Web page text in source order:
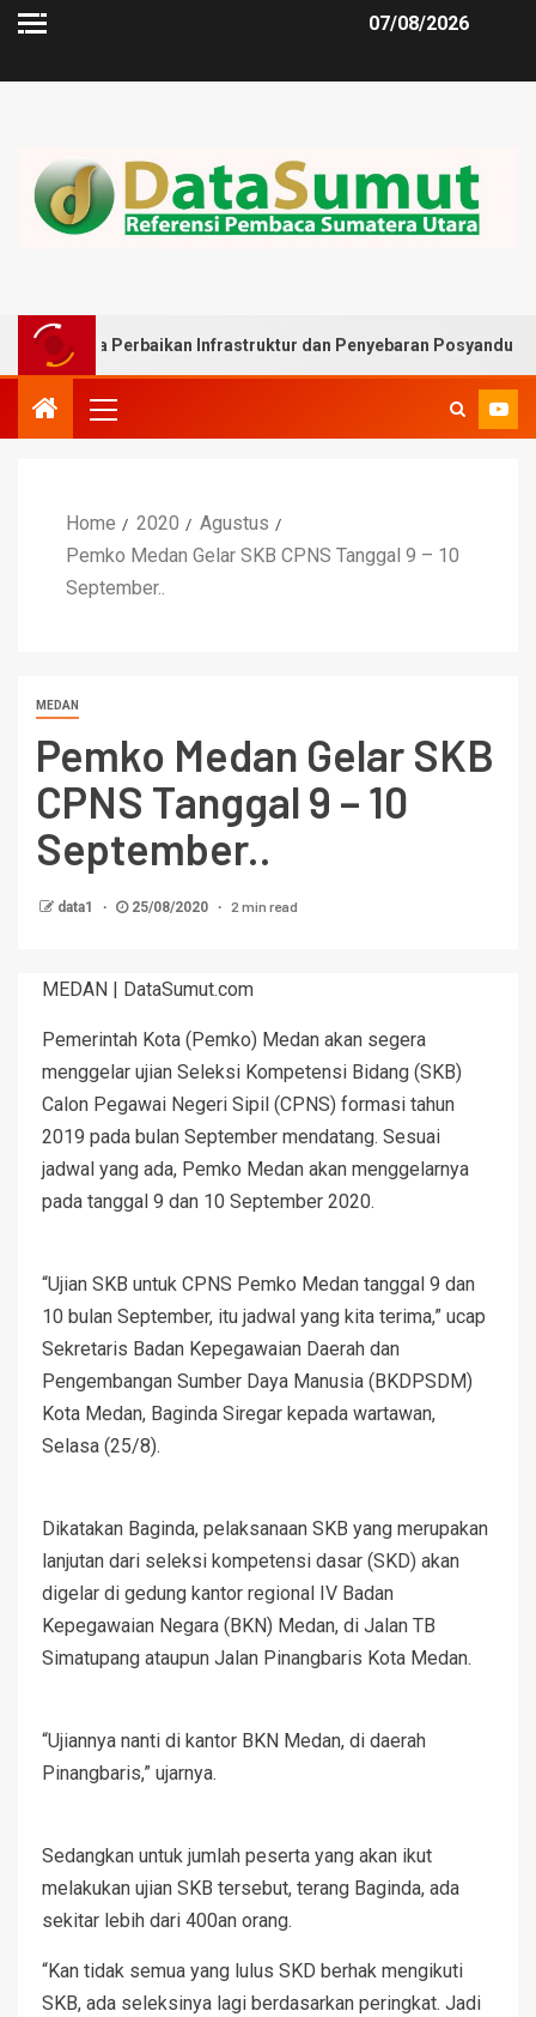
07/08/2026
Perbaikan Infrastruktur dan Penyebaran Posyandu
Home 2020
Agustus
Pemko Medan Gelar SKB CPNS Tanggal 9 – 10
September..
MEDAN
Pemko Medan Gelar SKB
CPNS Tanggal 9 – 10
September..
data1 25/08/2020 2 min read
MEDAN | DataSumut.com
Pemerintah Kota (Pemko) Medan akan segera
menggelar ujian Seleksi Kompetensi Bidang (SKB)
Calon Pegawai Negeri Sipil (CPNS) formasi tahun
2019 pada bulan September mendatang. Sesuai
jadwal yang ada, Pemko Medan akan menggelarnya
pada tanggal 9 dan 10 September 2020.
“Ujian SKB untuk CPNS Pemko Medan tanggal 9 dan
10 bulan September, itu jadwal yang kita terima,” ucap
Sekretaris Badan Kepegawaian Daerah dan
Pengembangan Sumber Daya Manusia (BKDPSDM)
Kota Medan, Baginda Siregar kepada wartawan,
Selasa (25/8).
Dikatakan Baginda, pelaksanaan SKB yang merupakan
lanjutan dari seleksi kompetensi dasar (SKD) akan
digelar di gedung kantor regional IV Badan
Kepegawaian Negara (BKN) Medan, di Jalan TB
Simatupang ataupun Jalan Pinangbaris Kota Medan.
“Ujiannya nanti di kantor BKN Medan, di daerah
Pinangbaris,” ujarnya.
Sedangkan untuk jumlah peserta yang akan ikut
melakukan ujian SKB tersebut, terang Baginda, ada
sekitar lebih dari 400an orang.
“Kan tidak semua yang lulus SKD berhak mengikuti
SKB, ada seleksinya lagi berdasarkan peringkat. Jadi